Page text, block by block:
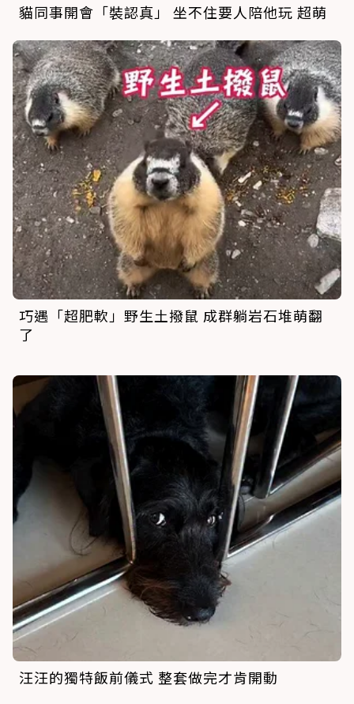
貓同事開會「裝認真」 坐不住要人陪他玩 超萌
巧遇「超肥軟」野生土撥鼠 成群躺岩石堆萌翻
了
汪汪的獨特飯前儀式 整套做完才肯開動